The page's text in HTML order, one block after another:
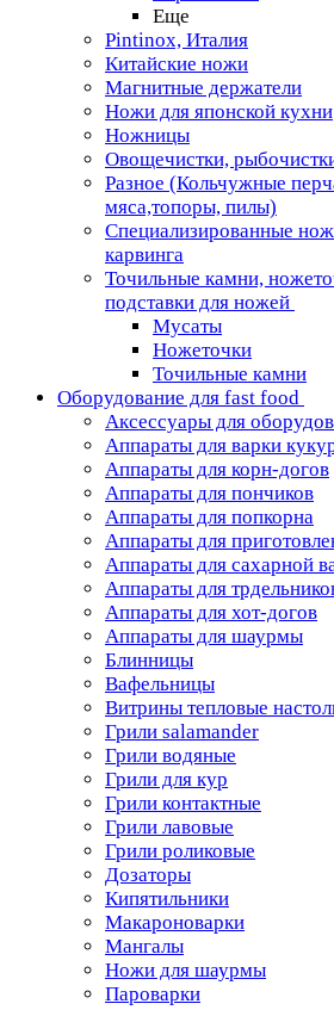
Еще
Pintinox, Италия
Китайские ножи
Магнитные держатели
Ножи для японской кухни
Ножницы
Овощечистки,
Разное (Кольчужные
мяса,топоры, пилы)
Специализированные
карвинга
Точильные камни,
подставки для ножей
Мусаты
Ножеточки
Точильные камни
Оборудование для fast food
Аксессуары для
Аппараты для варки
Аппараты для корн-догов
Аппараты для пончиков
Аппараты для попкорна
Аппараты для
Аппараты для сахарной
Аппараты для
Аппараты для хот-догов
Аппараты для шаурмы
Блинницы
Вафельницы
Витрины тепловые
Грили salamander
Грили водяные
Грили для кур
Грили контактные
Грили лавовые
Грили роликовые
Дозаторы
Кипятильники
Макароноварки
Мангалы
Ножи для шаурмы
Пароварки